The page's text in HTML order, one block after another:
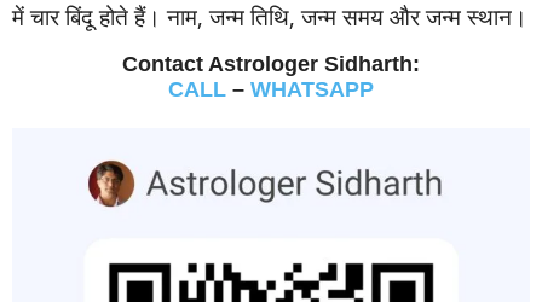
में चार बिंदू होते हैं। नाम, जन्‍म तिथि, जन्‍म समय और जन्‍म स्‍थान।
Contact Astrologer Sidharth:
CALL – WHATSAPP